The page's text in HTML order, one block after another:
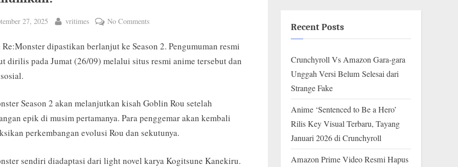
27, 2025 By
vritimes No Comments
Season
2
dipastikan berlanjut ke Season 2. Pengumuman resmi
dirilis pada Jumat (26/09) melalui situs resmi anime tersebut dan
Season 2 akan melanjutkan kisah Goblin Rou setelah
epik di musim pertamanya. Para penggemar akan kembali
perkembangan evolusi Rou dan sekutunya.
sendiri diadaptasi dari light novel karya Kogitsune Kanekiru.
Recent Posts
Crunchyroll Vs Amazon Gara-gara
Unggah Versi Belum Selesai dari
Strange Fake
Anime ‘Sentenced to Be a Hero’
Rilis Key Visual Terbaru, Tayang
Januari 2026 di Crunchyroll
Amazon Prime Video Resmi Hapus